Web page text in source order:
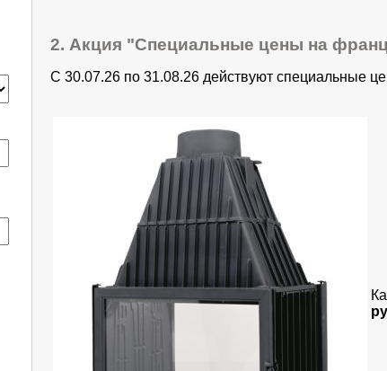
2. Акция "Специальные цены на
С 30.07.26 по 31.08.26 действуют специальные